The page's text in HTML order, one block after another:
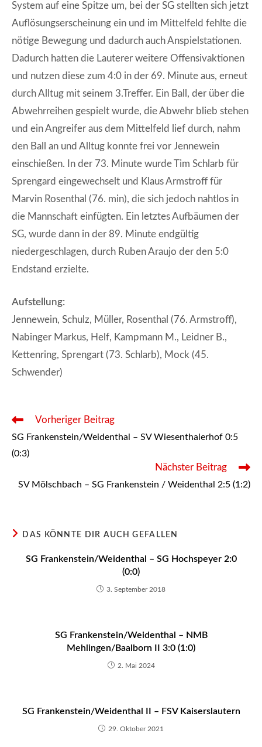
System auf eine Spitze um, bei der SG stellten sich jetzt
Auflösungserscheinung ein und im Mittelfeld fehlte die
nötige Bewegung und dadurch auch Anspielstationen.
Dadurch hatten die Lauterer weitere Offensivaktionen
und nutzen diese zum 4:0 in der 69. Minute aus, erneut
durch Alltug mit seinem 3.Treffer. Ein Ball, der über die
Abwehrreihen gespielt wurde, die Abwehr blieb stehen
und ein Angreifer aus dem Mittelfeld lief durch, nahm
den Ball an und Alltug konnte frei vor Jennewein
einschießen. In der 73. Minute wurde Tim Schlarb für
Sprengard eingewechselt und Klaus Armstroff für
Marvin Rosenthal (76. min), die sich jedoch nahtlos in
die Mannschaft einfügten. Ein letztes Aufbäumen der
SG, wurde dann in der 89. Minute endgültig
niedergeschlagen, durch Ruben Araujo der den 5:0
Endstand erzielte.
Aufstellung:
Jennewein, Schulz, Müller, Rosenthal (76. Armstroff),
Nabinger Markus, Helf, Kampmann M., Leidner B.,
Kettenring, Sprengart (73. Schlarb), Mock (45.
Schwender)
Weitere
ansehen
Vorheriger Beitrag
SG Frankenstein/Weidenthal – SV Wiesenthalerhof 0:5
(0:3)
Nächster Beitrag
SV Mölschbach – SG Frankenstein / Weidenthal 2:5 (1:2)
DAS KÖNNTE DIR AUCH GEFALLEN
SG Frankenstein/Weidenthal – SG Hochspeyer 2:0
(0:0)
3. September 2018
SG Frankenstein/Weidenthal – NMB
Mehlingen/Baalborn II 3:0 (1:0)
2. Mai 2024
SG Frankenstein/Weidenthal II – FSV Kaiserslautern
29. Oktober 2021